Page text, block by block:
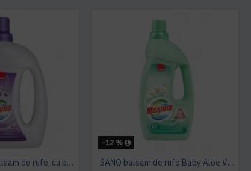
Sano Maxima balsam de rufe, cu parfum de lavandă, 2L
-12 %
SANO balsam de rufe Baby Aloe Vera, 4L